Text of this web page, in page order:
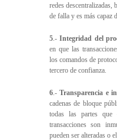
redes descentralizadas,
de falla y es más capaz
5.-Integridad del
en que las
los comandos de
tercero de confianza.
6.-Transparencia e
cadenas de bloque
todas las partes que
transacciones son
pueden ser alteradas o